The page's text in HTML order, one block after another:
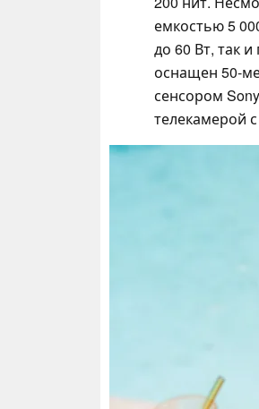
емкостью 5
до 60 Вт, так
оснащен 50-
сенсором
телекамерой